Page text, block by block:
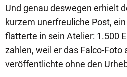
Und genau deswegen erhielt
kurzem unerfreuliche Post,
flatterte in sein Atelier: 1.500
zahlen, weil er das Falco-Foto
veröffentlichte ohne den